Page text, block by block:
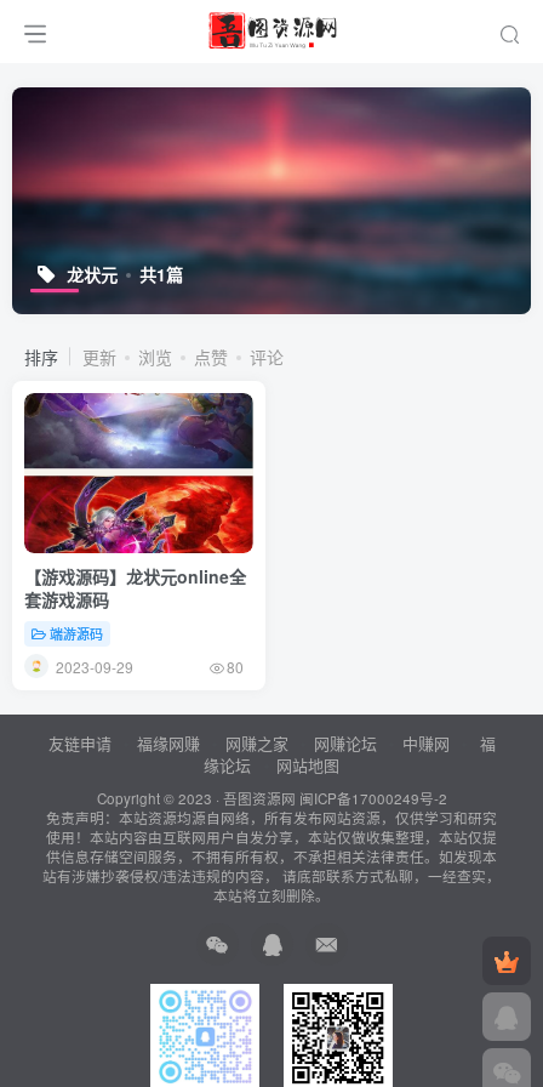
龙状元 共1篇
排序 更新 浏览 点赞 评论
【游戏源码】龙状元online全
套游戏源码
端游源码
2023-09-29 80
友链申请 福缘网赚 网赚之家 网赚论坛 中赚网
福
缘论坛
网站地图
Copyright © 2023 · 吾图资源网 闽ICP备17000249号-2
免责声明：本站资源均源自网络，所有发布网站资源，仅供学习和研究
使用！本站内容由互联网用户自发分享，本站仅做收集整理，本站仅提
供信息存储空间服务，不拥有所有权，不承担相关法律责任。如发现本
站有涉嫌抄袭侵权/违法违规的内容， 请底部联系方式私聊，一经查实，
本站将立刻删除。